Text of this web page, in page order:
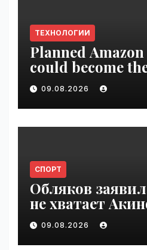
ТЕХНОЛОГИИ
Planned
could become
climate polluter
VseTime.ru
09.08.2026
СПОРТ
Обляков
не хватает
VseTime.ru
09.08.2026